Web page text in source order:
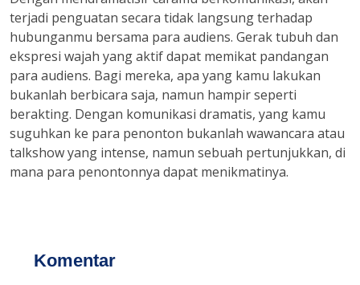
terjadi penguatan secara tidak langsung terhadap
hubunganmu bersama para audiens. Gerak tubuh dan
ekspresi wajah yang aktif dapat memikat pandangan
para audiens. Bagi mereka, apa yang kamu lakukan
bukanlah berbicara saja, namun hampir seperti
berakting. Dengan komunikasi dramatis, yang kamu
suguhkan ke para penonton bukanlah wawancara atau
talkshow yang intense, namun sebuah pertunjukkan, di
mana para penontonnya dapat menikmatinya.
Komentar